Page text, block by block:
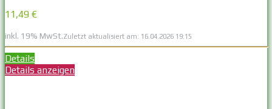
11,49 €
inkl. 19% MwSt.Zuletzt aktualisiert am: 16.04.2026 19:15
Details
Details anzeigen